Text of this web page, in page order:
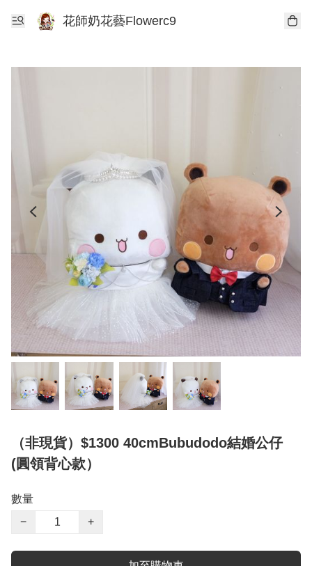
花師奶花藝Flowerc9
（非現貨）$1300 40cmBubudodo結婚公仔
(圓領背心款）
數量
−
+